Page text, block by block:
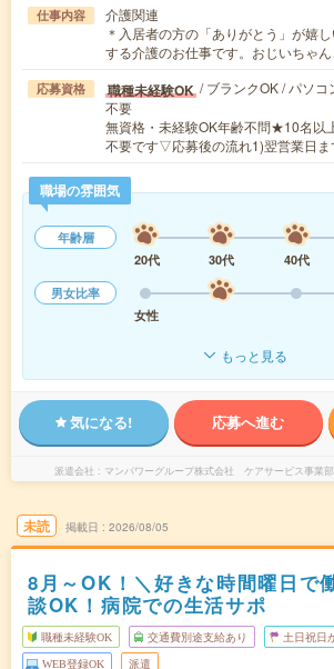
仕事内容
介護関連
＊入居者の方の「ありがとう」が嬉
する介護のお仕事です。おじいちゃ
応募資格 職種未経験OK / ブランクOK / パソ
不要
無資格・未経験OK年齢不問★10名以
不要です▽応募後の流れ1)翌営業日
職場の雰囲気
年齢層
20代
30代 40代
男女比率
女性
もっと見る
気になる! 応募へ進む
派遣会社 マンパワーグループ株式会社 ケアサービス事業
未読 掲載日 2026/08/05
8月～OK！＼好きな時間曜日で
談OK！病院での生活サポ
職種未経験OK 交通費別途支給あり 土日祝日
WEB登録OK 派遣